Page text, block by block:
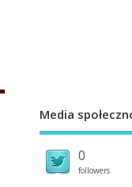
Media
0
followers